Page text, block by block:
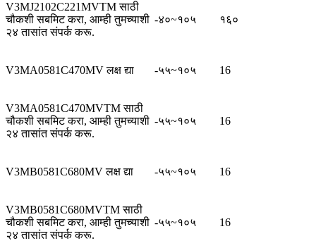
V3MJ2102C221MVTM साठी
चौकशी सबमिट करा, आम्ही तुमच्याशी
२४ तासांत संपर्क करू.
-४०~१०५ १६०
V3MA0581C470MV लक्ष द्या -५५~१०५ 16
V3MA0581C470MVTM साठी
चौकशी सबमिट करा, आम्ही तुमच्याशी
२४ तासांत संपर्क करू.
-५५~१०५ 16
V3MB0581C680MV लक्ष द्या -५५~१०५ 16
V3MB0581C680MVTM साठी
चौकशी सबमिट करा, आम्ही तुमच्याशी
२४ तासांत संपर्क करू.
-५५~१०५ 16